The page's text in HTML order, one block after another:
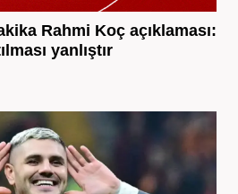
Rahmi Koç açıklaması:
yanlıştır